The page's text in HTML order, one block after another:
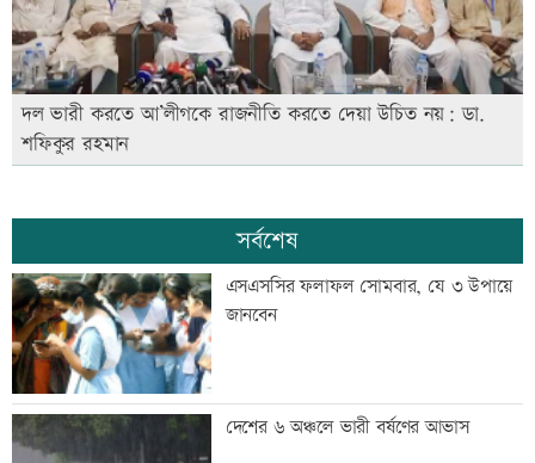
দল ভারী করতে আ’লীগকে রাজনীতি করতে দেয়া উচিত নয়: ডা.
শফিকুর রহমান
সর্বশেষ
এসএসসির ফলাফল সোমবার, যে ৩ উপায়ে
জানবেন
দেশের ৬ অঞ্চলে ভারী বর্ষণের আভাস